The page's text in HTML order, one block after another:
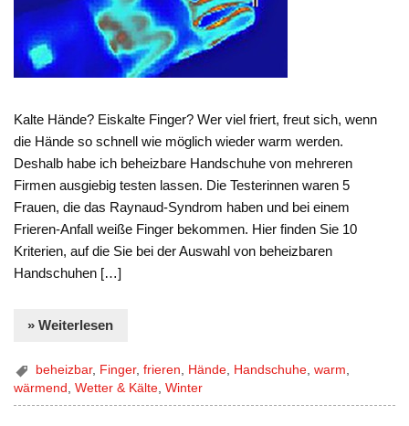
Kalte Hände? Eiskalte Finger? Wer viel friert, freut sich, wenn
die Hände so schnell wie möglich wieder warm werden.
Deshalb habe ich beheizbare Handschuhe von mehreren
Firmen ausgiebig testen lassen. Die Testerinnen waren 5
Frauen, die das Raynaud-Syndrom haben und bei einem
Frieren-Anfall weiße Finger bekommen. Hier finden Sie 10
Kriterien, auf die Sie bei der Auswahl von beheizbaren
Handschuhen […]
» Weiterlesen
beheizbar, Finger,frieren, Hände, Handschuhe,warm,
wärmend ,Wetter & Kälte,Winter